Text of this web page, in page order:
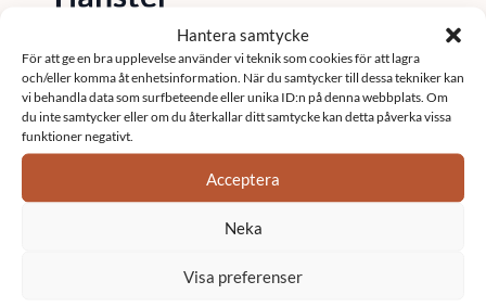
Hantera samtycke
För att ge en bra upplevelse använder vi teknik som cookies för att lagra
och/eller komma åt enhetsinformation. När du samtycker till dessa tekniker kan
vi behandla data som surfbeteende eller unika ID:n på denna webbplats. Om
du inte samtycker eller om du återkallar ditt samtycke kan detta påverka vissa
funktioner negativt.
Acceptera
Neka
Visa preferenser
Fastighetsförvaltning
Underhållsplan
K3 Bostadsrättsförening
Stambyte